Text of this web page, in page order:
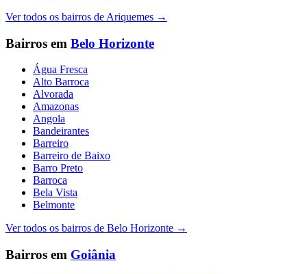
Ver todos os bairros de Ariquemes →
Bairros em Belo Horizonte
Água Fresca
Alto Barroca
Alvorada
Amazonas
Angola
Bandeirantes
Barreiro
Barreiro de Baixo
Barro Preto
Barroca
Bela Vista
Belmonte
Ver todos os bairros de Belo Horizonte →
Bairros em Goiânia